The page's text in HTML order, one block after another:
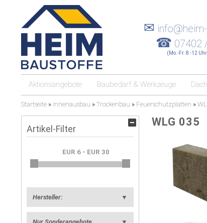
✉
☎ 07402
(Mo.-Fr. 8 -12
Aktionsangebote Baubedarf & Werkzeuge Dach
Startseite » Innenausbau » Trockenbau » Feuerschutzplatten »
WLG 035
Artikel-Filter
Hersteller: ▼
Nur Sonderangebote ▼